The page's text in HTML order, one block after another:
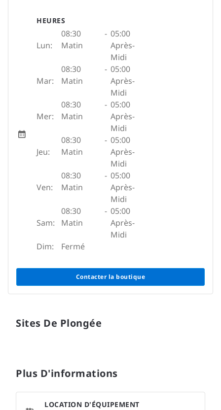
HEURES
Lun:
08:30
Matin
- 05:00
Après-
Midi
Mar:
08:30
Matin
- 05:00
Après-
Midi
Mer:
08:30
Matin
- 05:00
Après-
Midi
Jeu:
08:30
Matin
- 05:00
Après-
Midi
Ven:
08:30
Matin
- 05:00
Après-
Midi
Sam:
08:30
Matin
- 05:00
Après-
Midi
Dim:
Fermé
Contacter la boutique
Sites De Plongée
Plus D'informations
LOCATION D'ÉQUIPEMENT